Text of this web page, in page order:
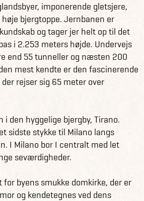
imponerende gletsjere,
bjergtoppe. Jernbanen er
og tager jer helt op til det
i 2.253 meters højde. Undervejs
end 55 tunneller og næsten 200
mest kendte er den fascinerende
rejser sig 65 meter over
den hyggelige bjergby, Tirano.
sidste stykke til Milano langs
I Milano bor I centralt med let
seværdigheder.
byens smukke domkirke, der er
og kendetegnes ved dens